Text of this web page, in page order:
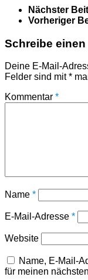
Nächster
Vorheriger
Schreibe
Deine E-Mail-
Felder sind mit*
Kommentar *
Name *
E-Mail-Adresse *
Website
Name, E-Mail-
für meinen